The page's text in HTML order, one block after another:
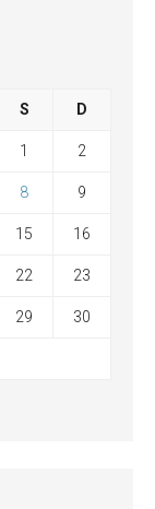
S D
1 2
8 9
15 16
22 23
29 30